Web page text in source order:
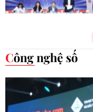
Công nghệ số